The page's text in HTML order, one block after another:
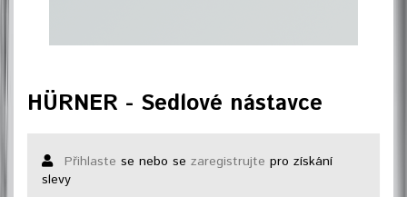
HÜRNER - Sedlové nástavce
Přihlaste se nebo se zaregistrujte pro získání
slevy